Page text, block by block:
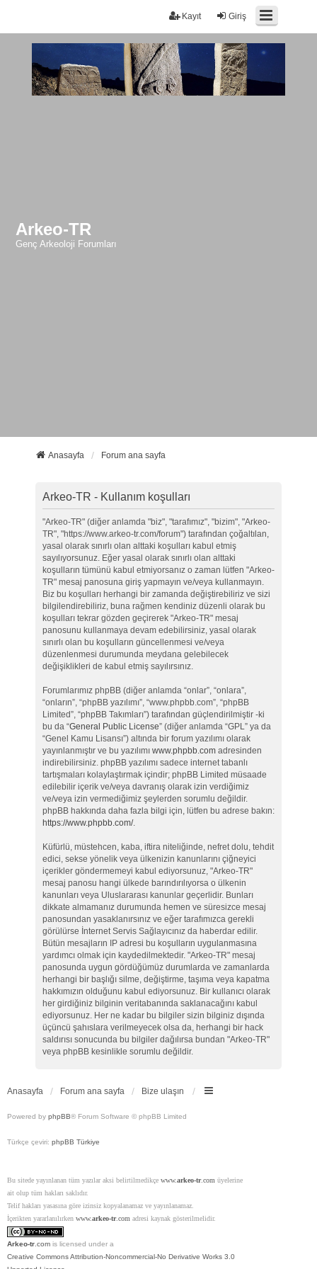
Giriş
Kayıt
Arkeo-TR
Genç Arkeoloji Forumları
Anasayfa Forum ana sayfa
Arkeo-TR - Kullanım koşulları
"Arkeo-TR" (diğer anlamda "biz", "tarafımız", "bizim", "Arkeo-
TR", "https://www.arkeo-tr.com/forum") tarafından çoğaltılan,
yasal olarak sınırlı olan alttaki koşulları kabul etmiş
sayılıyorsunuz. Eğer yasal olarak sınırlı olan alttaki
koşulların tümünü kabul etmiyorsanız o zaman lütfen "Arkeo-
TR" mesaj panosuna giriş yapmayın ve/veya kullanmayın.
Biz bu koşulları herhangi bir zamanda değiştirebiliriz ve sizi
bilgilendirebiliriz, buna rağmen kendiniz düzenli olarak bu
koşulları tekrar gözden geçirerek "Arkeo-TR" mesaj
panosunu kullanmaya devam edebilirsiniz, yasal olarak
sınırlı olan bu koşulların güncellenmesi ve/veya
düzenlenmesi durumunda meydana gelebilecek
değişiklikleri de kabul etmiş sayılırsınız.
Forumlarımız phpBB (diğer anlamda “onlar”, “onlara”,
“onların”, “phpBB yazılımı”, “www.phpbb.com”, “phpBB
Limited”, “phpBB Takımları”) tarafından güçlendirilmiştir -ki
bu da “General Public License” (diğer anlamda “GPL” ya da
“Genel Kamu Lisansı”) altında bir forum yazılımı olarak
yayınlanmıştır ve bu yazılımı www.phpbb.comadresinden
indirebilirsiniz. phpBB yazılımı sadece internet tabanlı
tartışmaları kolaylaştırmak içindir; phpBB Limited müsaade
edilebilir içerik ve/veya davranış olarak izin verdiğimiz
ve/veya izin vermediğimiz şeylerden sorumlu değildir.
phpBB hakkında daha fazla bilgi için, lütfen bu adrese bakın:
https://www.phpbb.com/.
Küfürlü, müstehcen, kaba, iftira niteliğinde, nefret dolu, tehdit
edici, sekse yönelik veya ülkenizin kanunlarını çiğneyici
içerikler göndermemeyi kabul ediyorsunuz, "Arkeo-TR"
mesaj panosu hangi ülkede barındırılıyorsa o ülkenin
kanunları veya Uluslararası kanunlar geçerlidir. Bunları
dikkate almamanız durumunda hemen ve süresizce mesaj
panosundan yasaklanırsınız ve eğer tarafımızca gerekli
görülürse İnternet Servis Sağlayıcınız da haberdar edilir.
Bütün mesajların IP adresi bu koşulların uygulanmasına
yardımcı olmak için kaydedilmektedir. "Arkeo-TR" mesaj
panosunda uygun gördüğümüz durumlarda ve zamanlarda
herhangi bir başlığı silme, değiştirme, taşıma veya kapatma
hakkımızın olduğunu kabul ediyorsunuz. Bir kullanıcı olarak
her girdiğiniz bilginin veritabanında saklanacağını kabul
ediyorsunuz. Her ne kadar bu bilgiler sizin bilginiz dışında
üçüncü şahıslara verilmeyecek olsa da, herhangi bir hack
saldırısı sonucunda bu bilgiler dağılırsa bundan "Arkeo-TR"
veya phpBB kesinlikle sorumlu değildir.
Anasayfa Forum ana sayfa Bize ulaşın
Powered by phpBB® Forum Software © phpBB Limited
Türkçe çeviri: phpBB Türkiye
Bu sitede yayınlanan tüm yazılar aksi belirtilmedikçe www.arkeo-tr.com üyelerine
ait olup tüm hakları saklıdır.
Telif hakları yasasına göre izinsiz kopyalanamaz ve yayınlanamaz.
İçerikten yararlanılırken www.arkeo-tr.com adresi kaynak gösterilmelidir.
Arkeo-tr .com is licensed under a
Creative Commons Attribution-Noncommercial-No Derivative Works 3.0